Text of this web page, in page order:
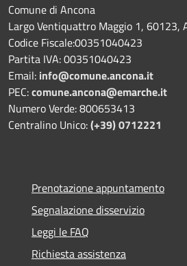
Comune di Ancona
Largo Ventiquattro Maggio 1, 60123,
Codice Fiscale:00351040423
Partita IVA: 00351040423
Email: info@comune.ancona.it
PEC:comune.ancona@emarche.it
Numero Verde: 800653413
Centralino Unico:(+39) 0712221
Prenotazione appuntamento
Segnalazione disservizio
Leggi le FAQ
Richiesta assistenza